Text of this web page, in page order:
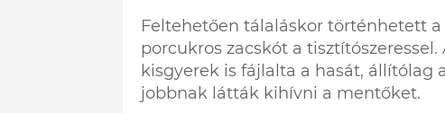
Feltehetően tálaláskor történhetett a
porcukros zacskót a
kisgyerek is fájlalta a hasát, állítólag
jobbnak látták kihívni a mentőket.